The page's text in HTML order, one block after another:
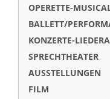
OPERETTE-
BALLETT/
KONZERTE-
SPRECHTHEATER
AUSSTELLUNGEN
FILM